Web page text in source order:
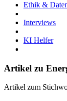
Ethik &
Interviews
KI Helfer
Artikel zu
Artikel zum